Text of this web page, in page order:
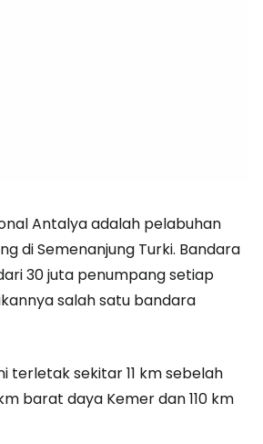
Antalya adalah pelabuhan
di Semenanjung Turki. Bandara
30 juta penumpang setiap
salah satu bandara
terletak sekitar 11 km sebelah
barat daya Kemer dan 110 km